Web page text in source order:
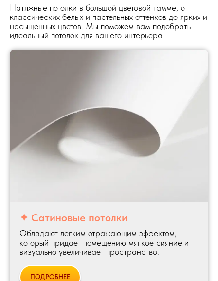
Натяжные потолки в большой цветовой гамме, от
классических белых и пастельных оттенков до ярких и
насыщенных цветов. Мы поможем вам подобрать
идеальный потолок для вашего интерьера
✦ Сатиновые потолки
Обладают легким отражающим эффектом,
который придает помещению мягкое сияние и
визуально увеличивает пространство.
ПОДРОБНЕЕ